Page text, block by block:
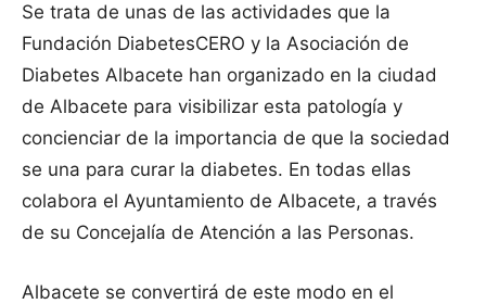
Se trata de unas de las actividades que la
Fundación DiabetesCERO y la Asociación de
Diabetes Albacete han organizado en la ciudad
de Albacete para visibilizar esta patología y
concienciar de la importancia de que la sociedad
se una para curar la diabetes. En todas ellas
colabora el Ayuntamiento de Albacete, a través
de su Concejalía de Atención a las Personas.
Albacete se convertirá de este modo en el